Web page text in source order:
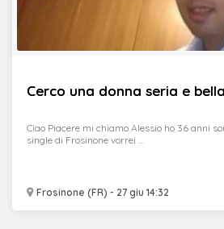
Cerco una donna seria e
Frosinone (FR) - 27 giu 14:32
Ciao Piacere mi chiamo Alessio ho 36 anni
single di Frosinone vorrei ...